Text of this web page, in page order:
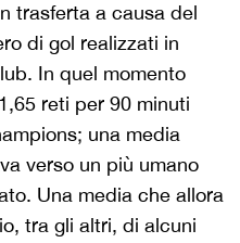
trasferta a causa del
di gol realizzati in
In quel momento
reti per 90 minuti
una media
verso un più umano
Una media che allora
tra gli altri, di alcuni